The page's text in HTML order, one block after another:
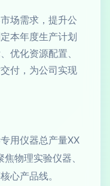
场需求，提升公
本年度生产计划
优化资源配置、
付，为公司实现
用仪器总产量XX
物理实验仪器、
心产品线。